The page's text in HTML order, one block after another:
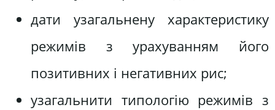
дати узагальнену характеристику
режимів з урахуванням його
позитивних і негативних рис;
узагальнити типологію режимів з